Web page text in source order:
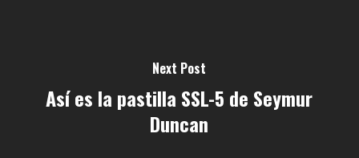
Next Post
Así es la pastilla SSL-5 de Seymur
Duncan